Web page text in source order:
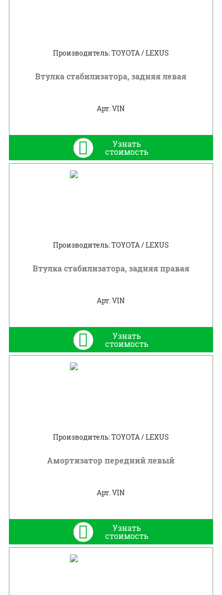
Производитель: TOYOTA / LEXUS
Втулка стабилизатора, задняя левая
Арт. VIN
Узнать
стоимость
Производитель: TOYOTA / LEXUS
Втулка стабилизатора, задняя правая
Арт. VIN
Узнать
стоимость
Производитель: TOYOTA / LEXUS
Амортизатор передний левый
Арт. VIN
Узнать
стоимость